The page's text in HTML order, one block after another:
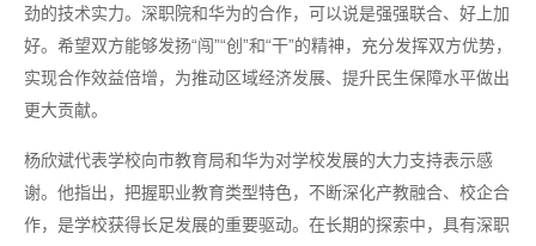
劲的技术实力。深职院和华为的合作，可以说是强强联合、好上加
好。希望双方能够发扬“闯”“创”和“干”的精神，充分发挥双方优势，
实现合作效益倍增，为推动区域经济发展、提升民生保障水平做出
更大贡献。
杨欣斌代表学校向市教育局和华为对学校发展的大力支持表示感
谢。他指出，把握职业教育类型特色，不断深化产教融合、校企合
作，是学校获得长足发展的重要驱动。在长期的探索中，具有深职